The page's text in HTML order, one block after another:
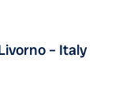
– Italy